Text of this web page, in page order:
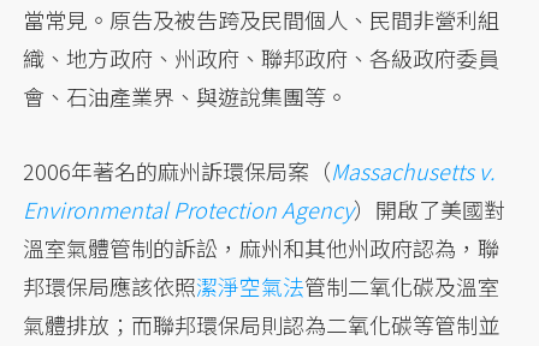
當常見。原告及被告跨及民間個人、民間非營利組
織、地方政府、州政府、聯邦政府、各級政府委員
會、石油產業界、與遊說集團等。
2006年著名的麻州訴環保局案（Massachusetts v.
Environmental Protection Agency）開啟了美國對
溫室氣體管制的訴訟，麻州和其他州政府認為，聯
邦環保局應該依照潔淨空氣法管制二氧化碳及溫室
氣體排放；而聯邦環保局則認為二氧化碳等管制並